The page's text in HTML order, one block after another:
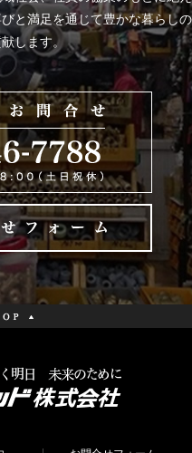
と満足を通じて豊かな暮らしの
します。